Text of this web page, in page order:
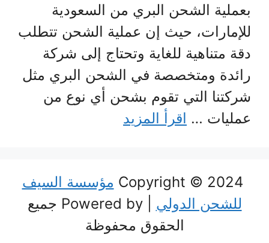
بعملية الشحن البري من السعودية
للإمارات، حيث إن عملية الشحن تتطلب
دقة متناهية للغاية وتحتاج إلى شركة
رائدة ومتخصصة في الشحن البري مثل
شركتنا التي تقوم بشحن أي نوع من
عمليات … اقرأ المزيد
مؤسسة السيف
للشحن الدولي
| Powered by جميع
الحقوق محفوظة